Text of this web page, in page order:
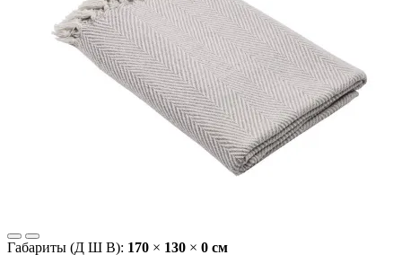
Габариты (Д Ш В): 170 × 130 × 0 cм